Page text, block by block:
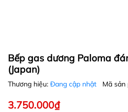
Bếp gas dương Paloma
(Japan)
Thương hiệu: Đang cập nhật Mã sản
3.750.000₫